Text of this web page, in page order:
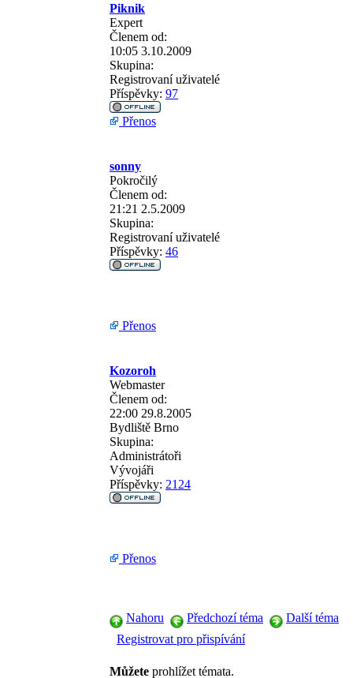
Piknik
Expert
Členem od:
10:05 3.10.2009
Skupina:
Registrovaní uživatelé
Příspěvky: 97
Přenos
sonny
Pokročilý
Členem od:
21:21 2.5.2009
Skupina:
Registrovaní uživatelé
Příspěvky: 46
Přenos
Kozoroh
Webmaster
Členem od:
22:00 29.8.2005
Bydliště Brno
Skupina:
Administrátoři
Vývojáři
Příspěvky: 2124
Přenos
Nahoru Předchozí téma
Další téma
Registrovat pro přispívání
Můžete prohlížet témata.